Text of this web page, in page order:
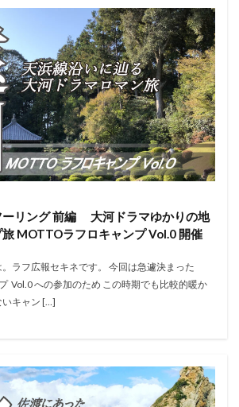
ーリング 前編 大河ドラマゆかりの地
MOTTOラフロキャンプ Vol.0 開催
ラフ広報セキネです。 今回は急遽決まった
Vol.0 への参加のため この時期でも比較的暖か
いキャン […]